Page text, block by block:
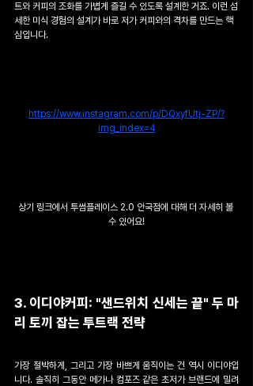
트와 커피의 조화를 가볍게 즐길 수 있도록 설계한 거죠. 이런 섬
세한 미식 경험의 설계가 바로 저가 커피와의 격차를 만드는 핵
심입니다.
https://www.instagram.com/p/DQxyfUtj-ZP/?
img_index=4
상기 링크에서 투썸플레이스 2.0 안국점에 대해 더 자세히 볼
수 있어요!
3. 이디야커피: "샌드위치 신세는 끝" 두 마
리 토끼 잡는 투트랙 전략
가장 절박하게, 그리고 가장 바쁘게 움직이는 건 역시 이디야입
니다. 솔직히 그동안 메가나 컴포즈 같은 초저가 브랜드에 밀려